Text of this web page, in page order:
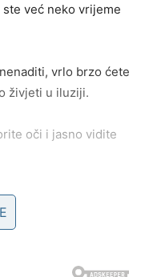
već neko vrijeme
vrlo brzo ćete
živjeti u iluziji.
oči i jasno vidite